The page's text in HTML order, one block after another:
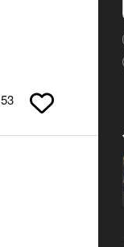
53